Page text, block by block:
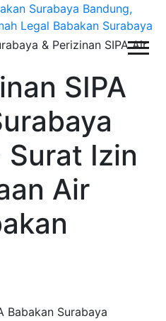
SIPA
Izin
Air
Babakan Surabaya